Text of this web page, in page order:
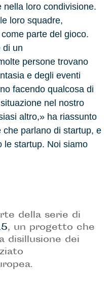
loro condivisione.
loro squadre,
parte del gioco.
di un
persone trovano
e degli eventi
facendo qualcosa di
nel nostro
altro,» ha riassunto
parlano di startup, e
le startup. Noi siamo
della serie di
, un progetto che
disillusione dei
.